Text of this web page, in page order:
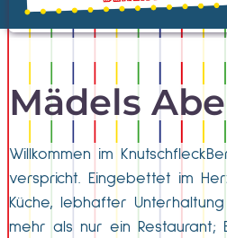
Mädels
Willkommen im
verspricht. Eingebettet im
Küche, lebhafter
mehr als nur ein Restaurant;